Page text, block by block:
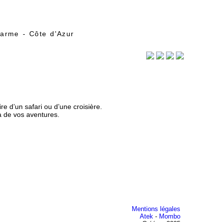
- Côte d'Azur
d’un safari ou d’une croisière.
de vos aventures.
Mentions légales
Atek - Mombo